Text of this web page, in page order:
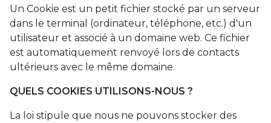
Un Cookie est un petit fichier stocké par un serveur
dans le terminal (ordinateur, téléphone, etc.) d'un
utilisateur et associé à un domaine web. Ce fichier
est automatiquement renvoyé lors de contacts
ultérieurs avec le même domaine.
QUELS COOKIES UTILISONS-NOUS ?
La loi stipule que nous ne pouvons stocker des